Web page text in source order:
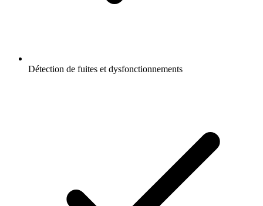
Détection de fuites et dysfonctionnements